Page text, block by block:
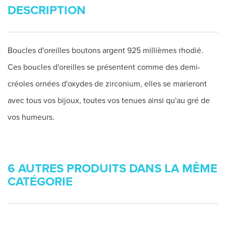
DESCRIPTION
Boucles d'oreilles boutons argent 925 millièmes rhodié.
Ces boucles d'oreilles se présentent comme des demi-
créoles ornées d'oxydes de zirconium, elles se marieront
avec tous vos bijoux, toutes vos tenues ainsi qu'au gré de
vos humeurs.
6 AUTRES PRODUITS DANS LA MÊME
CATÉGORIE